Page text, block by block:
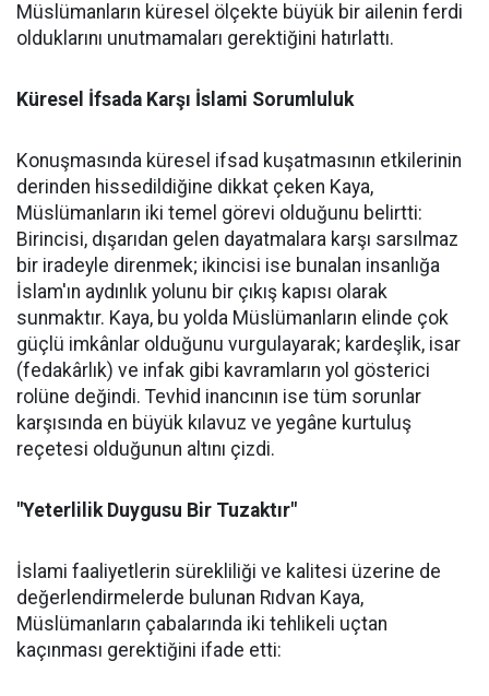
Müslümanların küresel ölçekte büyük bir ailenin ferdi
olduklarını unutmamaları gerektiğini hatırlattı.
Küresel İfsada Karşı İslami Sorumluluk
Konuşmasında küresel ifsad kuşatmasının etkilerinin
derinden hissedildiğine dikkat çeken Kaya,
Müslümanların iki temel görevi olduğunu belirtti:
Birincisi, dışarıdan gelen dayatmalara karşı sarsılmaz
bir iradeyle direnmek; ikincisi ise bunalan insanlığa
İslam'ın aydınlık yolunu bir çıkış kapısı olarak
sunmaktır. Kaya, bu yolda Müslümanların elinde çok
güçlü imkânlar olduğunu vurgulayarak; kardeşlik, isar
(fedakârlık) ve infak gibi kavramların yol gösterici
rolüne değindi. Tevhid inancının ise tüm sorunlar
karşısında en büyük kılavuz ve yegâne kurtuluş
reçetesi olduğunun altını çizdi.
"Yeterlilik Duygusu Bir Tuzaktır"
İslami faaliyetlerin sürekliliği ve kalitesi üzerine de
değerlendirmelerde bulunan Rıdvan Kaya,
Müslümanların çabalarında iki tehlikeli uçtan
kaçınması gerektiğini ifade etti: